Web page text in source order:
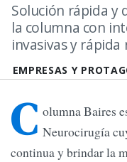
EMPRESAS Y
Solución rápida y
la columna con
invasivas y rápida
C olumna Baires
Neurocirugía
continua y brindar la